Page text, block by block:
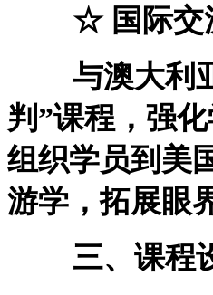
☆ 国际交
与澳大利亚
判”课程，强
组织学员到美
游学，拓展眼
三、课程